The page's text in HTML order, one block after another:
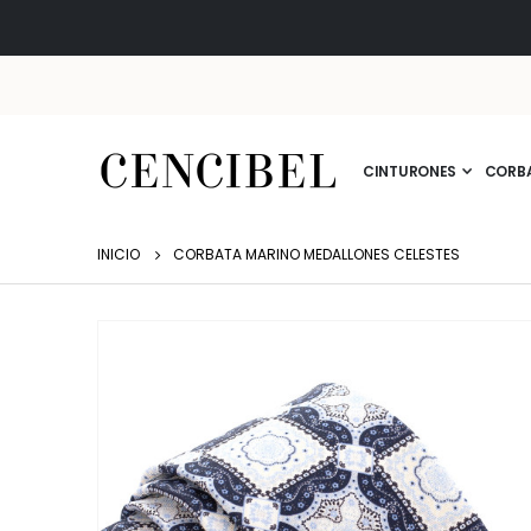
CINTURONES
INICIO CORBATA MARINO MEDALLONES CELESTES
galería